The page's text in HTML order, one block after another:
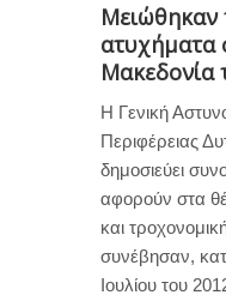
Μειώθηκαν
ατυχήματα
Μακεδονία
Η Γενική
Περιφέρειας
δημοσιεύει
αφορούν στα
και
συνέβησαν,
Ιουλίου του